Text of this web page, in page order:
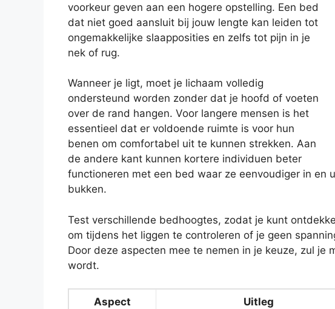
voorkeur geven aan een hogere opstelling. Een bed
dat niet goed aansluit bij jouw lengte kan leiden tot
ongemakkelijke slaapposities en zelfs tot pijn in je
nek of rug.
Wanneer je ligt, moet je lichaam volledig
ondersteund worden zonder dat je hoofd of voeten
over de rand hangen. Voor langere mensen is het
essentieel dat er voldoende ruimte is voor hun
benen om comfortabel uit te kunnen strekken. Aan
de andere kant kunnen kortere individuen beter
functioneren met een bed waar ze eenvoudiger in en
bukken.
Test verschillende bedhoogtes, zodat je kunt
om tijdens het liggen te controleren of je geen
Door deze aspecten mee te nemen in je keuze, zul je
wordt.
Aspect Uitleg